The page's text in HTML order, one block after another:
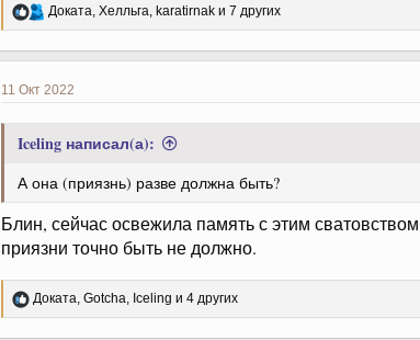
Р
к
и
Доката Хелльга karatirnak и 7 других
11 Окт 2022
Iceling написал(а):
А она (приязнь) разве должна быть?
Блин, сейчас освежила память с этим
приязни точно быть не должно.
Р
Доката Gotcha Iceling и 4 других